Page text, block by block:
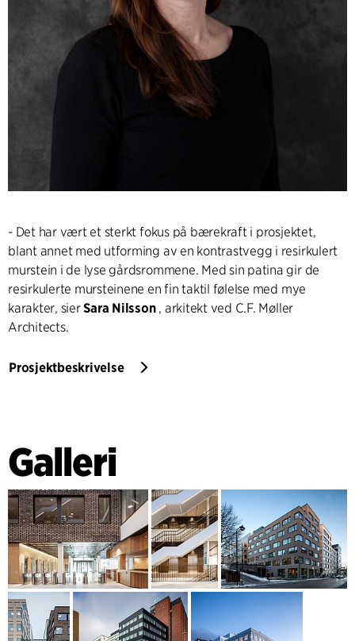
- Det har vært et sterkt fokus på bærekraft i prosjektet,
blant annet med utforming av en kontrastvegg i resirkulert
murstein i de lyse gårdsrommene. Med sin patina gir de
resirkulerte mursteinene en fin taktil følelse med mye
karakter, sierSara Nilsson, arkitekt ved C.F. Møller
Architects.
Prosjektbeskrivelse
Galleri